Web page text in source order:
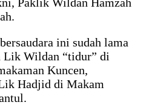
ini sudah lama
Lik Wildan “tidur” di
Kuncen,
Hadjid di Makam